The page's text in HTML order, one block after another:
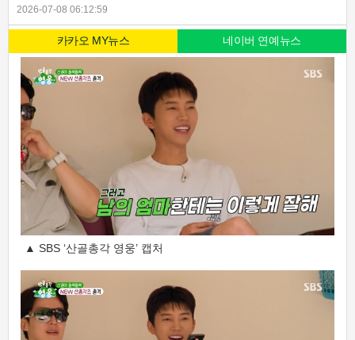
2026-07-08 06:12:59
카카오 MY뉴스 네이버 연예뉴스
▲ SBS ‘산골총각 영웅’ 캡처